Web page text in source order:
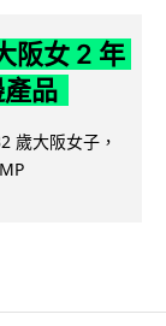
阪女 2 年
品
歲大阪女子，